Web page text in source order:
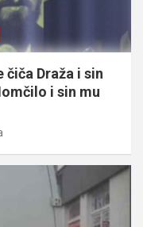
Draža i sin
i sin mu